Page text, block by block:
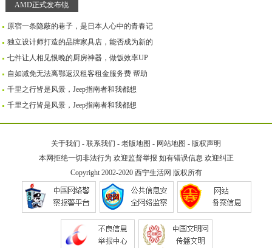
AMD正式发布锐
原宿一条隐蔽的巷子，是日本人心中的青春记
独立设计师打造的品牌家具店，能否成为新的
七件让人相见恨晚的厨房神器，做饭效率UP
自如减免无法离鄂返汉租客租金服务费 帮助
千里之行皆是风景，Jeep指南者和我都想
千里之行皆是风景，Jeep指南者和我都想
关于我们 - 联系我们 - 老版地图 - 网站地图 - 版权声明
本网拒绝一切非法行为 欢迎监督举报 如有错误信息 欢迎纠正
Copyright 2002-2020 西宁生活网 版权所有